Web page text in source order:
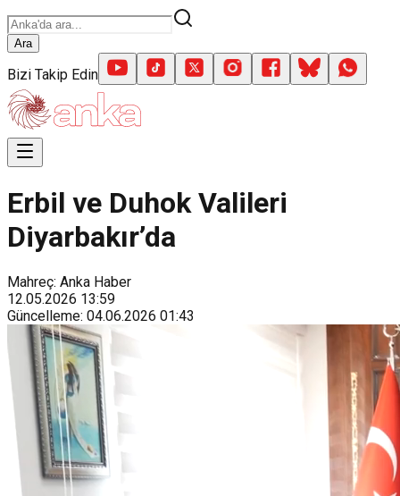
Ara
Bizi Takip Edin
Erbil ve Duhok Valileri
Diyarbakır’da
Mahreç: Anka Haber
12.05.2026 13:59
Güncelleme: 04.06.2026 01:43